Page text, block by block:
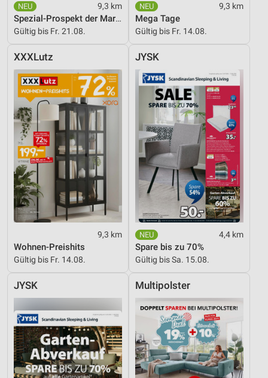
9,3 km
Spezial-Prospekt der Marken
Gültig bis Fr. 21.08.
9,3 km
Mega Tage
Gültig bis Fr. 14.08.
XXXLutz
9,3 km
Wohnen-Preishits
Gültig bis Fr. 14.08.
JYSK
4,4 km
Spare bis zu 70%
Gültig bis Sa. 15.08.
JYSK Multipolster